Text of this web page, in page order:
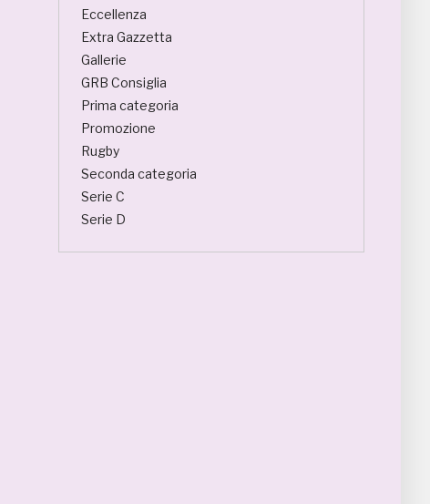
Eccellenza
Extra Gazzetta
Gallerie
GRB Consiglia
Prima categoria
Promozione
Rugby
Seconda categoria
Serie C
Serie D